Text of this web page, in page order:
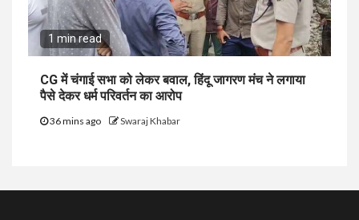
1 min read
CG में चंगाई सभा को लेकर बवाल, हिंदू जागरण मंच ने लगाया
पैसे देकर धर्म परिवर्तन का आरोप
36 mins ago Swaraj Khabar